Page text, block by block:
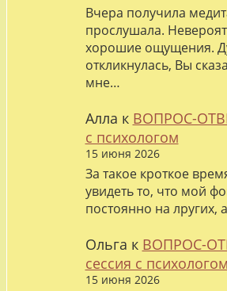
Вчера получила
прослушала.
хорошие ощущения.
откликнулась, Вы
мне…
Алла к ВОПРОС-
с психологом
15 июня 2026
За такое кроткое
увидеть то, что мой
постоянно на лругих,
Ольга к ВОПРОС-
сессия с психологом
15 июня 2026